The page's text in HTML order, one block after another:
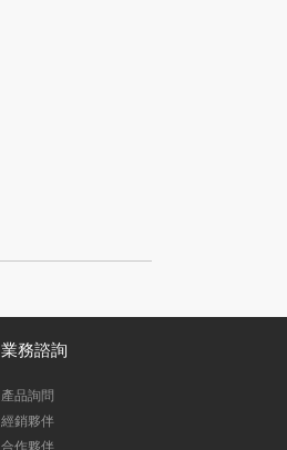
業務諮詢
產品詢問
經銷夥伴
合作夥伴